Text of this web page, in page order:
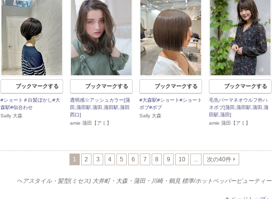
ブックマークする
#ショート＃白髪ぼかし#大
森駅#似合わせ
Sally 大森
ブックマークする
透明感☆アッシュカラー[蒲
田,蒲田駅,蒲田,蒲田駅,蒲田
西口]
amie 蒲田【アミ】
ブックマークする
#大森駅#ショート#ショート
ボブ#ボブ
Sally 大森
ブックマークする
毛先パーマネオウルフ外ハ
ネボブ[蒲田,蒲田駅,蒲田,蒲
田駅,蒲田]
amie 蒲田【アミ】
1 2 3 4 5 6 7 8 9 10 ... 次の40件
ヘアスタイル・髪型(ミセス) 大井町・大森・蒲田・川崎・鶴見 標準/ホットペッパービューティー